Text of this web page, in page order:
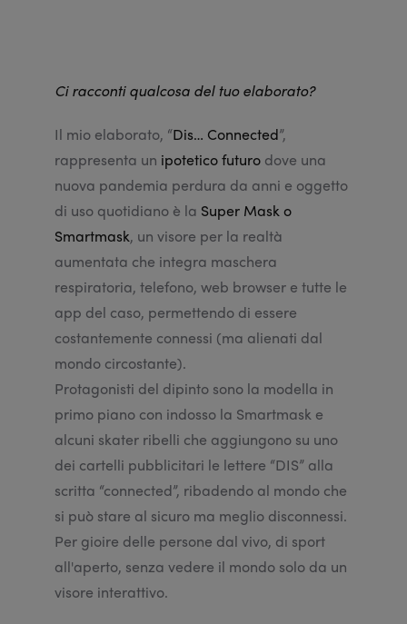
Ci racconti qualcosa del tuo elaborato?
Il mio elaborato, “Dis… Connected”,
rappresenta un ipotetico futuro dove una
nuova pandemia perdura da anni e oggetto
di uso quotidiano è la Super Mask o
Smartmask, un visore per la realtà
aumentata che integra maschera
respiratoria, telefono, web browser e tutte le
app del caso, permettendo di essere
costantemente connessi (ma alienati dal
mondo circostante).
Protagonisti del dipinto sono la modella in
primo piano con indosso la Smartmask e
alcuni skater ribelli che aggiungono su uno
dei cartelli pubblicitari le lettere “DIS” alla
scritta “connected”, ribadendo al mondo che
si può stare al sicuro ma meglio disconnessi.
Per gioire delle persone dal vivo, di sport
all'aperto, senza vedere il mondo solo da un
visore interattivo.